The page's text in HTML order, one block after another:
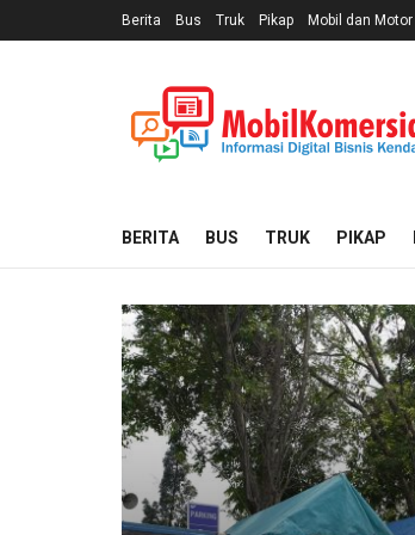
Berita Bus Truk Pikap Mobil dan Motor
BERITA BUS TRUK PIKAP